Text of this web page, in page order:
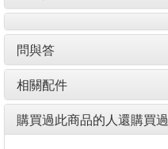
問與答
相關配件
購買過此商品的人還購買過